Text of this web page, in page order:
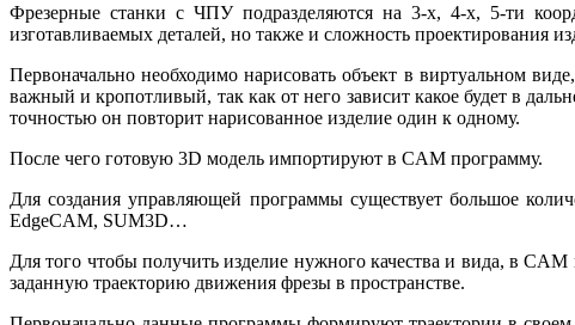
Фрезерные станки с ЧПУ подразделяются на 3-х, 4-х, 5-ти
изготавливаемых деталей, но также и сложность проектирования
Первоначально необходимо нарисовать объект в виртуальном
важный и кропотливый, так как от него зависит какое будет в
точностью он повторит нарисованное изделие один к одному.
После чего готовую 3D модель импортируют в CAM программу.
Для создания управляющей программы существует большое
EdgeCAM, SUM3D…
Для того чтобы получить изделие нужного качества и вида, в
заданную траекторию движения фрезы в пространстве.